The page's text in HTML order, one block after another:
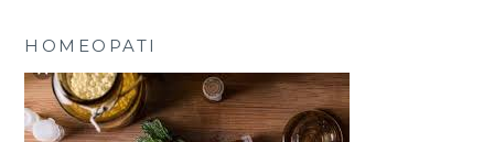
HOMEOPATI